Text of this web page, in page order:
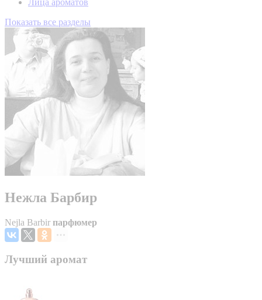
Лица ароматов
Показать все разделы
Нежла Барбир
Nejla Barbir парфюмер
Лучший аромат